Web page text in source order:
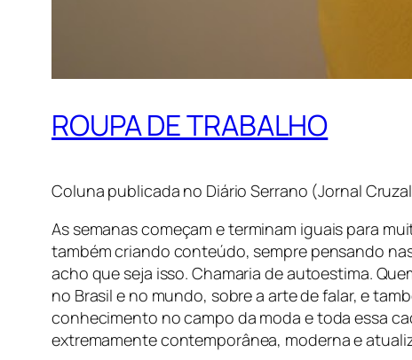
ROUPA DE TRABALHO
Coluna publicada no Diário Serrano (Jornal
As semanas começam e terminam iguais para
também criando conteúdo, sempre pensando
acho que seja isso. Chamaria de autoestima.
no Brasil e no mundo, sobre a arte de falar, e
conhecimento no campo da moda e toda essa
extremamente contemporânea, moderna e